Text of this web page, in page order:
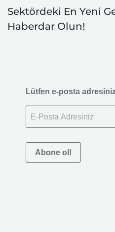
Sektördeki En Yeni
Haberdar Olun!
Lütfen e-posta
Abone ol!